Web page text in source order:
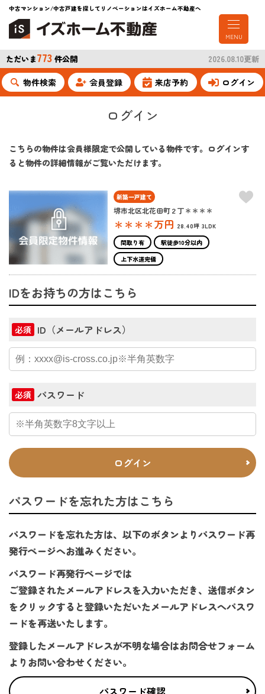
中古マンション/中古戸建を探してリノベーションはイズホーム不動産へ
MENU
ただいま773 件公開 2026.08.10更新
物件検索 会員登録 来店予約 ログイン
ログイン
こちらの物件は会員様限定で公開している物件です。ログインす
ると物件の詳細情報がご覧いただけます。
新築一戸建て
堺市北区北花田町２丁＊＊＊＊
＊＊＊＊万円 28.40坪 3LDK
間取り有
駅徒歩10分以内
上下水道完備
IDをお持ちの方はこちら
必須 ID（メールアドレス）
必須 パスワード
ログイン
パスワードを忘れた方はこちら
パスワードを忘れた方は、以下のボタンよりパスワード再
発行ページへお進みください。
パスワード再発行ページでは
ご登録されたメールアドレスを入力いただき、送信ボタン
をクリックすると登録いただいたメールアドレスへパスワ
ードを再送いたします。
登録したメールアドレスが不明な場合はお問合せフォーム
よりお問い合わせください。
パスワード確認